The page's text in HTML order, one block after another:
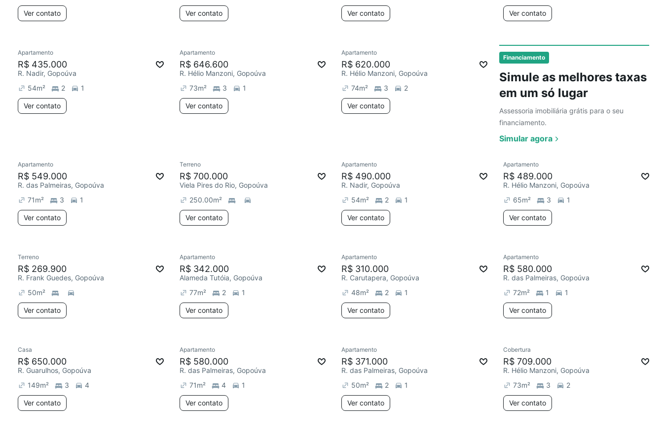
Financiamento
Simule as melhores taxas
em um só lugar
Assessoria imobiliária grátis para o seu
financiamento.
Simular agora
Ver contato Ver contato Ver contato Ver contato
Redecorar
Ver
Apartamento
R$ 435.000
R. Nadir, Gopoúva
54m² 2 1
Ver contato
Chegou este mês
Apartamento
R$ 646.600
R. Hélio Manzoni, Gopoúva
73m² 3 1
Ver contato
Redecorar
Apartamento
R$ 620.000
R. Hélio Manzoni, Gopoúva
74m² 3 2
Ver contato
Redecorar
Apartamento
R$ 549.000
R. das Palmeiras, Gopoúva
71m² 3 1
Ver contato
Terreno
R$ 700.000
Viela Pires do Rio, Gopoúva
250.00m²
Ver contato
Apartamento
R$ 490.000
R. Nadir, Gopoúva
54m² 2 1
Ver contato
Apartamento
R$ 489.000
R. Hélio Manzoni, Gopoúva
65m² 3 1
Ver contato
Terreno
R$ 269.900
R. Frank Guedes, Gopoúva
50m²
Ver contato
Apartamento
R$ 342.000
Alameda Tutóia, Gopoúva
77m² 2 1
Ver contato
Apartamento
R$ 310.000
R. Carutapera, Gopoúva
48m² 2 1
Ver contato
Apartamento
R$ 580.000
R. das Palmeiras, Gopoúva
72m² 1 1
Ver contato
Casa
R$ 650.000
R. Guarulhos, Gopoúva
149m² 3 4
Ver contato
Apartamento
R$ 580.000
R. das Palmeiras, Gopoúva
71m² 4 1
Ver contato
Apartamento
R$ 371.000
R. das Palmeiras, Gopoúva
50m² 2 1
Ver contato
Cobertura
R$ 709.000
R. Hélio Manzoni, Gopoúva
73m² 3 2
Ver contato